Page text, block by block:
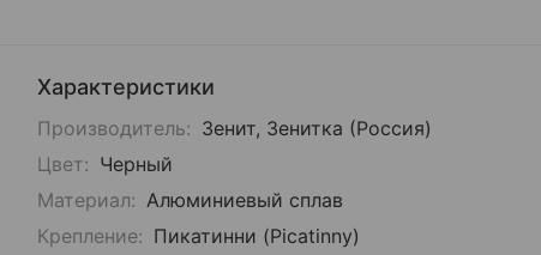
Характеристики
Производитель: Зенит, Зенитка (Россия)
Цвет: Черный
Материал: Алюминиевый сплав
Крепление: Пикатинни (Picatinny)